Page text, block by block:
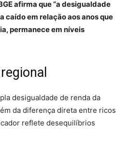
afirma que “a desigualdade
caído em relação aos anos que
permanece em níveis
desigualdade de renda da
da diferença direta entre ricos
reflete desequilíbrios